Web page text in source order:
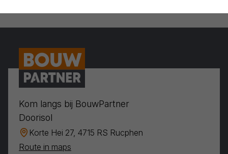
Kom langs bij BouwPartner
Doorisol
Korte Hei 27, 4715 RS Rucphen
Route in maps